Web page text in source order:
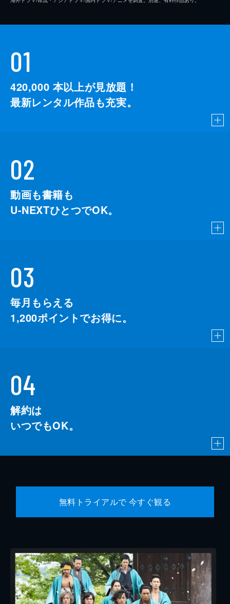
01
420,000 本以上が見放題！
最新レンタル作品も充実。
02
動画も書籍も
U-NEXTひとつでOK。
03
毎月もらえる
1,200ポイントでお得に。
04
解約は
いつでもOK。
無料トライアルで 今すぐ観る